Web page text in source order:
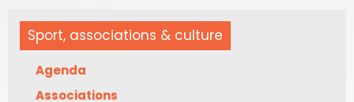
Sport, associations & culture
Agenda
Associations